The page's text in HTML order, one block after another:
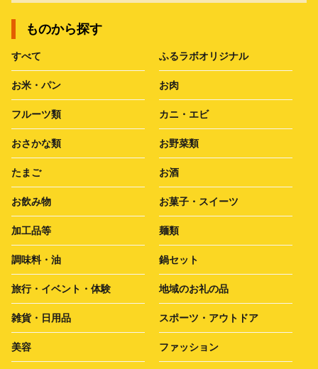
ものから探す
すべて ふるラボオリジナル
お米・パン お肉
フルーツ類 カニ・エビ
おさかな類 お野菜類
たまご お酒
お飲み物 お菓子・スイーツ
加工品等 麺類
調味料・油 鍋セット
旅行・イベント・体験 地域のお礼の品
雑貨・日用品 スポーツ・アウトドア
美容 ファッション